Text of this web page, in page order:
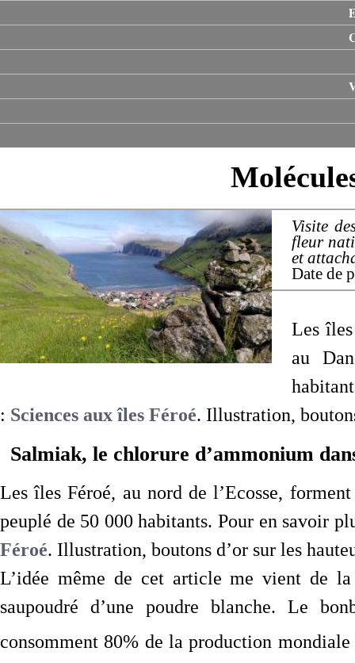
Visite
fleur
et
Date de
Les
au
: Sciences aux îles Féroé. Illustration,
Salmiak, le chlorure d’ammonium
Les îles Féroé, au nord de l’Ecosse,
peuplé de 50 000 habitants. Pour en savoir
Féroé. Illustration, boutons d’or sur les
L’idée même de cet article me vient de
saupoudré d’une poudre blanche. Le
consomment 80% de la production mondiale